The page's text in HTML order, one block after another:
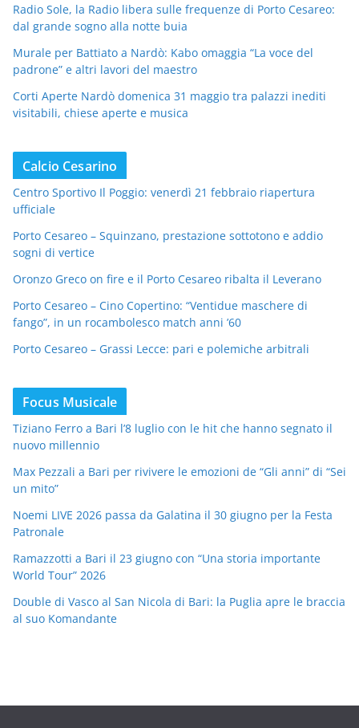
Radio Sole, la Radio libera sulle frequenze di Porto Cesareo:
dal grande sogno alla notte buia
Murale per Battiato a Nardò: Kabo omaggia “La voce del
padrone” e altri lavori del maestro
Corti Aperte Nardò domenica 31 maggio tra palazzi inediti
visitabili, chiese aperte e musica
Calcio Cesarino
Centro Sportivo Il Poggio: venerdì 21 febbraio riapertura
ufficiale
Porto Cesareo – Squinzano, prestazione sottotono e addio
sogni di vertice
Oronzo Greco on fire e il Porto Cesareo ribalta il Leverano
Porto Cesareo – Cino Copertino: “Ventidue maschere di
fango”, in un rocambolesco match anni ’60
Porto Cesareo – Grassi Lecce: pari e polemiche arbitrali
Focus Musicale
Tiziano Ferro a Bari l’8 luglio con le hit che hanno segnato il
nuovo millennio
Max Pezzali a Bari per rivivere le emozioni de “Gli anni” di “Sei
un mito”
Noemi LIVE 2026 passa da Galatina il 30 giugno per la Festa
Patronale
Ramazzotti a Bari il 23 giugno con “Una storia importante
World Tour” 2026
Double di Vasco al San Nicola di Bari: la Puglia apre le braccia
al suo Komandante